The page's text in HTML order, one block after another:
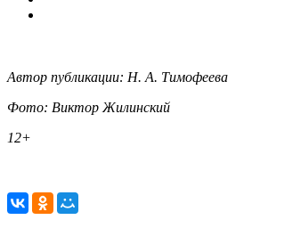
Автор публикации: Н. А. Тимофеева
Фото: Виктор Жилинский
12+